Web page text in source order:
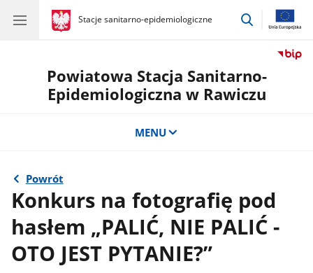
gov.pl
Stacje sanitarno-epidemiologiczne
gov.pl
Stacje
przejdź
Powiatowa Stacja Sanitarno-
Epidemiologiczna w Rawiczu
MENU
Powrót
Konkurs na fotografię pod
hasłem „PALIĆ, NIE PALIĆ -
OTO JEST PYTANIE?”